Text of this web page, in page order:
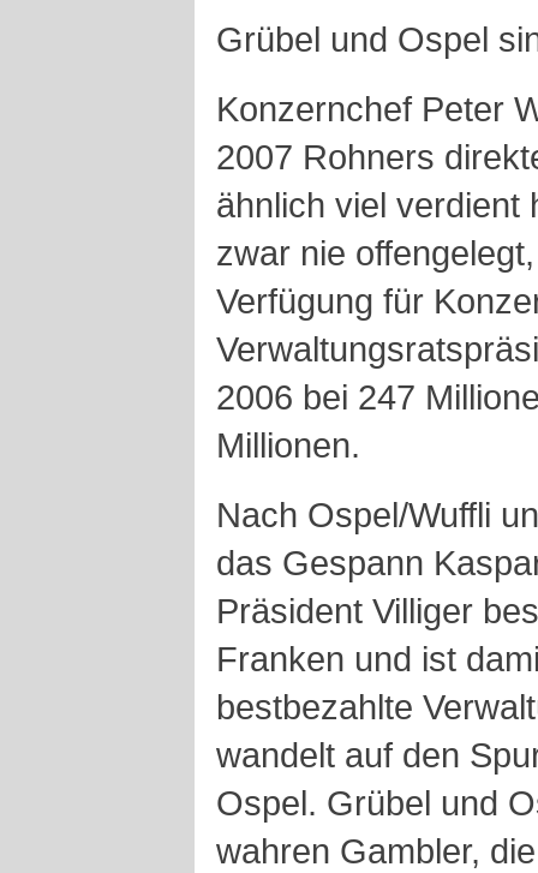
Grübel und Ospel
Konzernchef Peter
2007 Rohners
ähnlich viel verdient
zwar nie
Verfügung für
2006 bei 247
Millionen.
Nach Ospel/Wuffli
das Gespann
Präsident Villiger
Franken und ist
bestbezahlte
wandelt auf den
Ospel. Grübel und
wahren Gambler,